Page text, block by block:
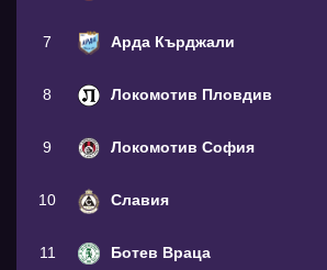
7 Арда Кърджали
8 Локомотив Пловдив
9 Локомотив София
10 Славия
11 Ботев Враца